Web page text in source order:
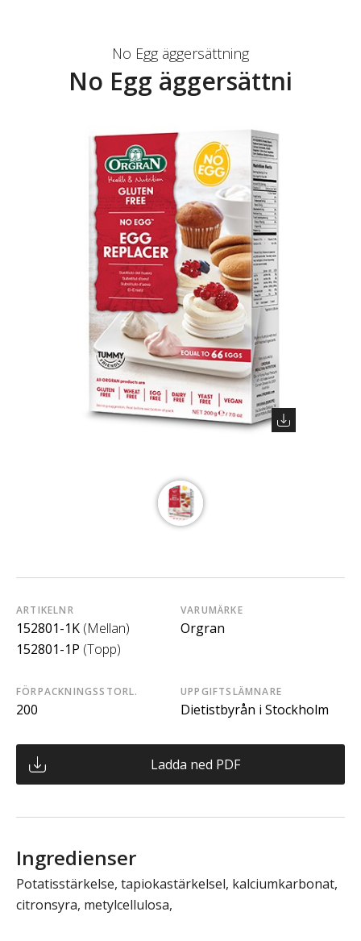
No Egg äggersättning
No Egg äggersättni
ARTIKELNR
152801-1K (Mellan)
152801-1P (Topp)
VARUMÄRKE
Orgran
FÖRPACKNINGSSTORL.
200
UPPGIFTSLÄMNARE
Dietistbyrån i Stockholm
Ladda ned PDF
Ingredienser
Potatisstärkelse, tapiokastärkelsel, kalciumkarbonat,
citronsyra, metylcellulosa,